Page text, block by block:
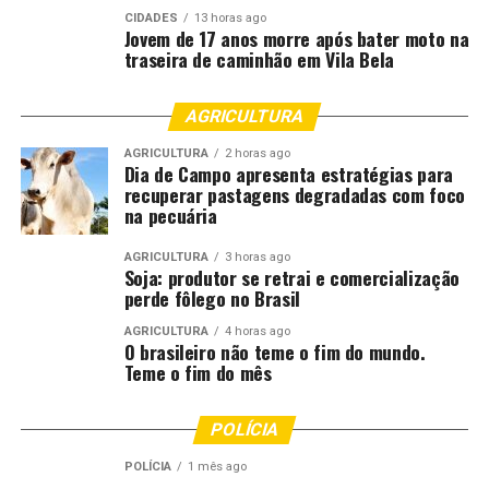
CIDADES 13 horas ago
Jovem de 17 anos morre após bater moto na
traseira de caminhão em Vila Bela
AGRICULTURA
AGRICULTURA 2 horas ago
Dia de Campo apresenta estratégias para
recuperar pastagens degradadas com foco
na pecuária
AGRICULTURA 3 horas ago
Soja: produtor se retrai e comercialização
perde fôlego no Brasil
AGRICULTURA 4 horas ago
O brasileiro não teme o fim do mundo.
Teme o fim do mês
POLÍCIA
POLÍCIA 1 mês ago